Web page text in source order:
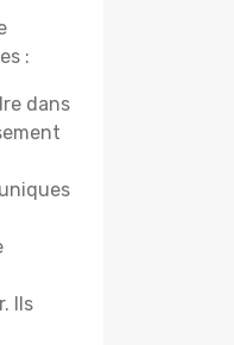
:
dans
Ils